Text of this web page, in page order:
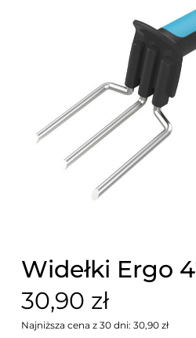
Widełki Ergo
30,90 zł
Najniższa cena z 30 dni: 30,90 zł